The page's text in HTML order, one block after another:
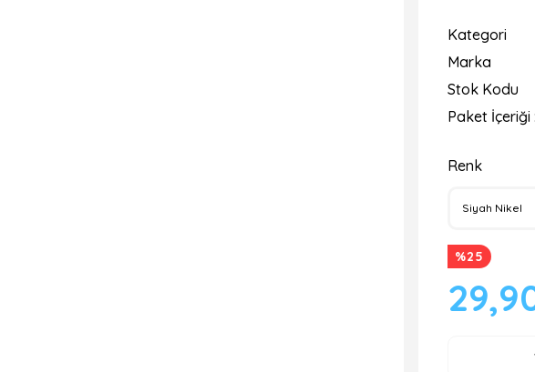
Kategori
Marka
Stok Kodu
Paket İçeriği :
Renk
%25